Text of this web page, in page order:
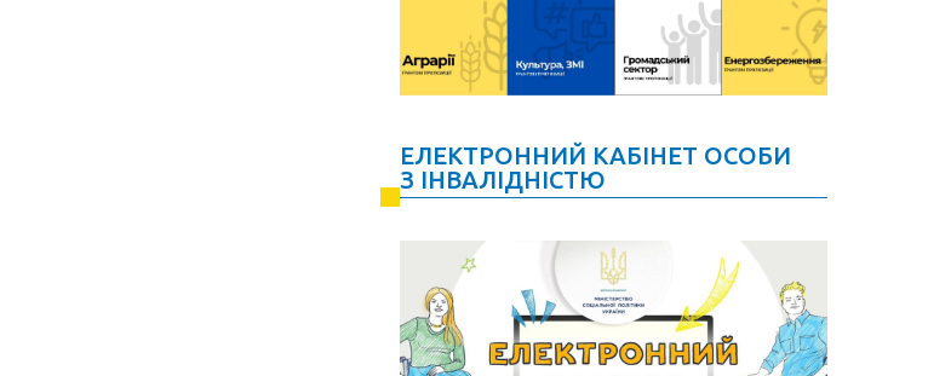
ЕЛЕКТРОННИЙ КАБІНЕТ ОСОБИ
З ІНВАЛІДНІСТЮ